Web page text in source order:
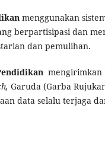
menggunakan
berpartisipasi dan
dan pemulihan.
mengirimkan
Garuda (Garba
data selalu terjaga